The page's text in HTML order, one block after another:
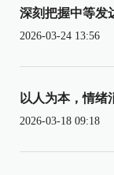
深刻把握中等发
2026-03-24 13:56
以人为本，情绪
2026-03-18 09:18